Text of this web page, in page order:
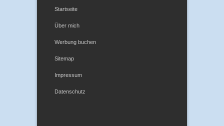
Startseite
Über mich
Werbung buchen
Sitemap
Impressum
Datenschutz